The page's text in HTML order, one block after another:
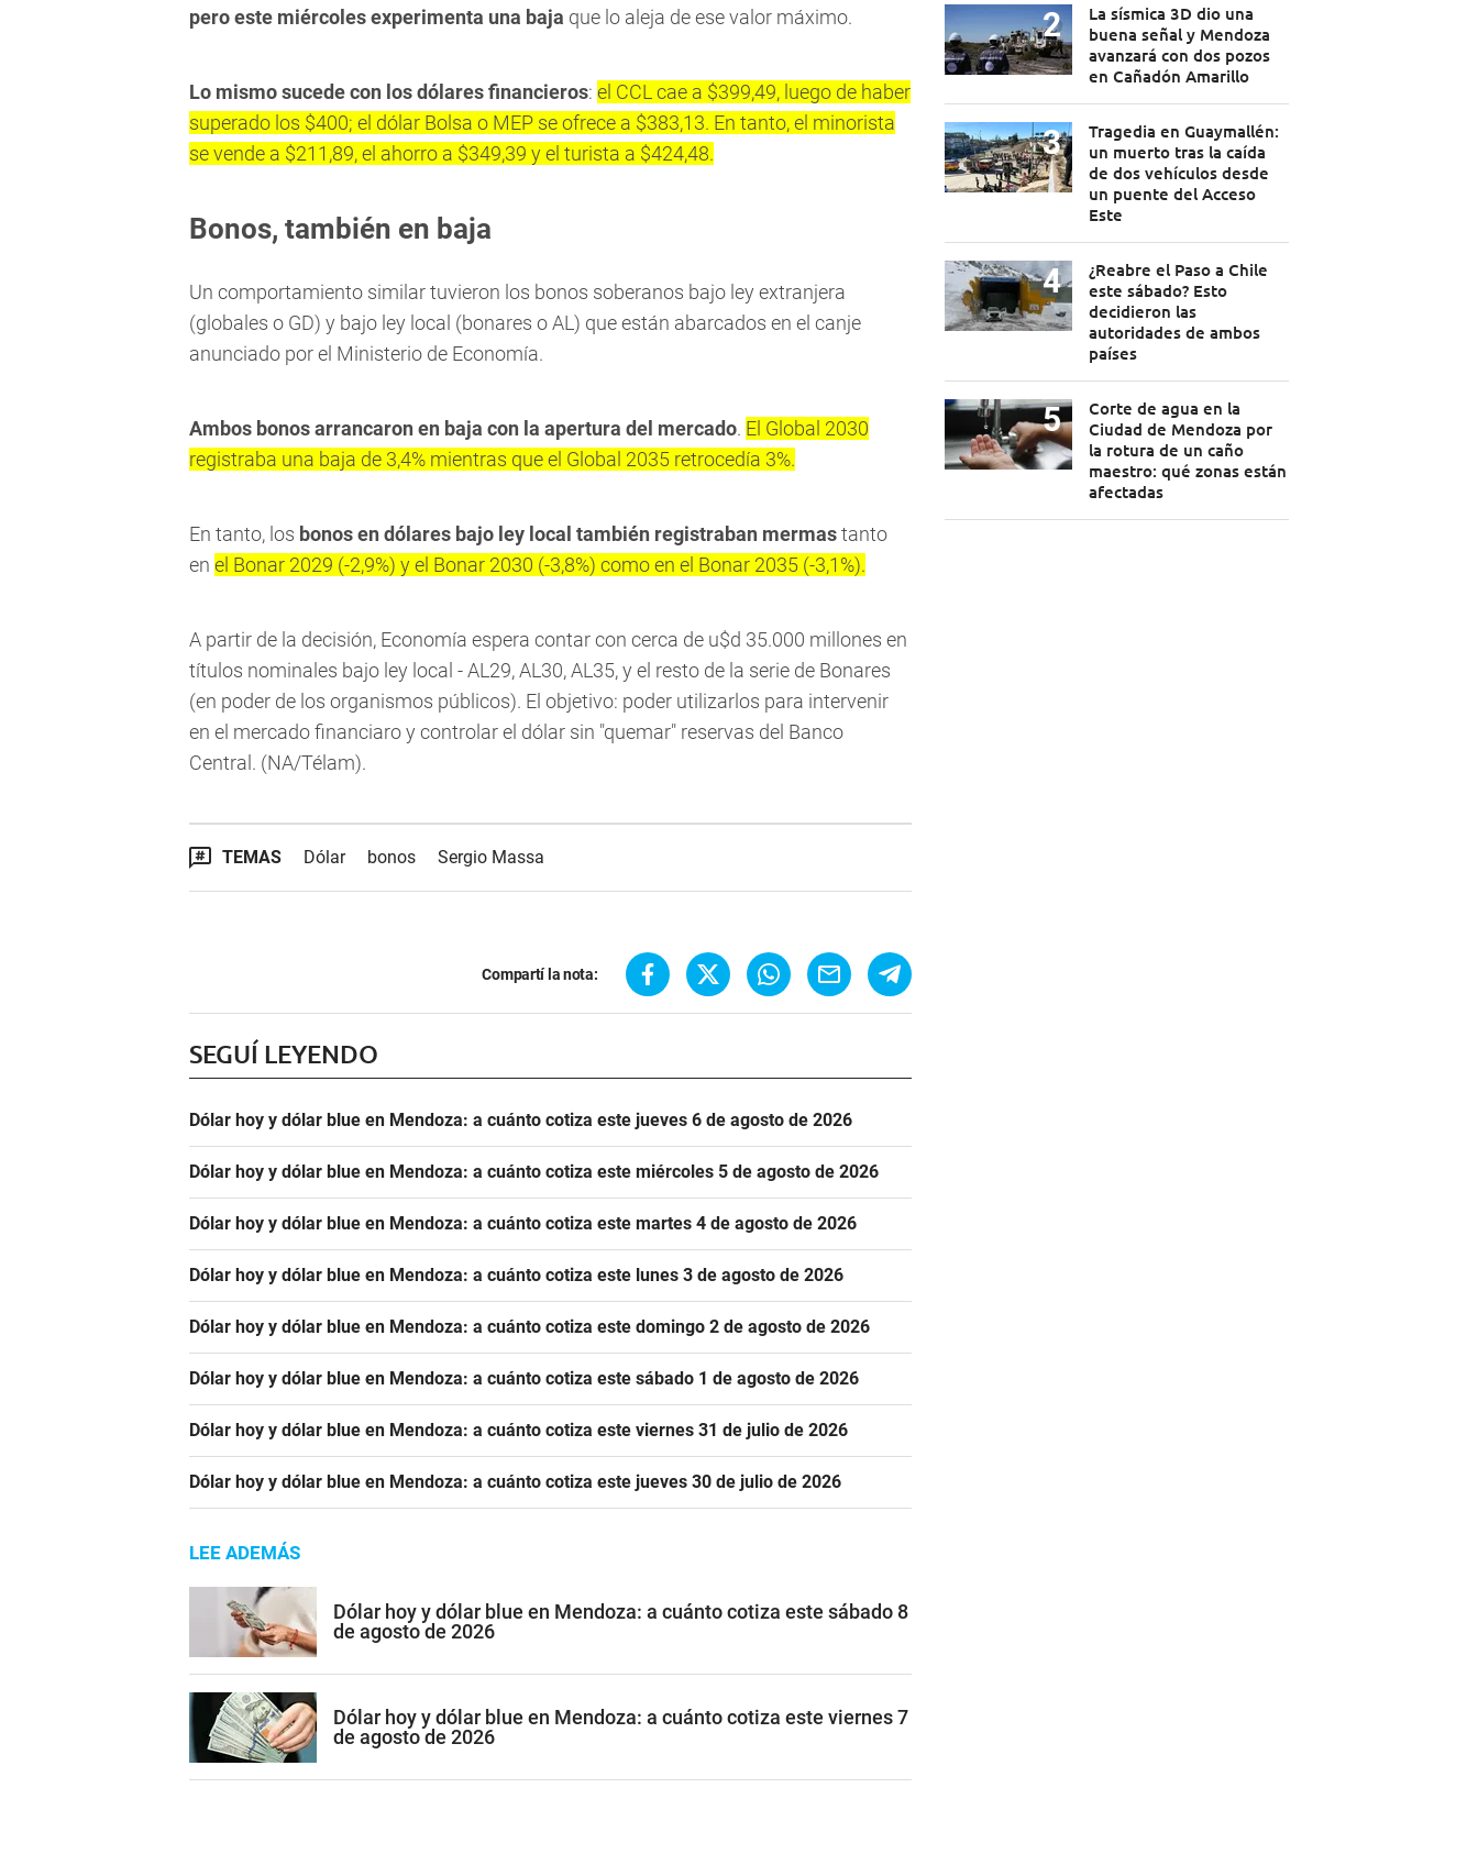
pero este miércoles experimenta una baja que lo aleja de ese valor máximo.
Lo mismo sucede con los dólares financieros: el CCL cae a $399,49, luego de haber
superado los $400; el dólar Bolsa o MEP se ofrece a $383,13. En tanto, el minorista
se vende a $211,89, el ahorro a $349,39 y el turista a $424,48.
Bonos, también en baja
Un comportamiento similar tuvieron los bonos soberanos bajo ley extranjera
(globales o GD) y bajo ley local (bonares o AL) que están abarcados en el canje
anunciado por el Ministerio de Economía.
Ambos bonos arrancaron en baja con la apertura del mercado. El Global 2030
registraba una baja de 3,4% mientras que el Global 2035 retrocedía 3%.
En tanto, los bonos en dólares bajo ley local también registraban mermastanto
en el Bonar 2029 (-2,9%) y el Bonar 2030 (-3,8%) como en el Bonar 2035 (-3,1%).
A partir de la decisión, Economía espera contar con cerca de u$d 35.000 millones en
títulos nominales bajo ley local - AL29, AL30, AL35, y el resto de la serie de Bonares
(en poder de los organismos públicos). El objetivo: poder utilizarlos para intervenir
en el mercado financiaro y controlar el dólar sin "quemar" reservas del Banco
Central. (NA/Télam).
TEMAS Dólar bonos Sergio Massa
Compartí la nota:
SEGUÍ LEYENDO
Dólar hoy y dólar blue en Mendoza: a cuánto cotiza este jueves 6 de agosto de 2026
Dólar hoy y dólar blue en Mendoza: a cuánto cotiza este miércoles 5 de agosto de 2026
Dólar hoy y dólar blue en Mendoza: a cuánto cotiza este martes 4 de agosto de 2026
Dólar hoy y dólar blue en Mendoza: a cuánto cotiza este lunes 3 de agosto de 2026
Dólar hoy y dólar blue en Mendoza: a cuánto cotiza este domingo 2 de agosto de 2026
Dólar hoy y dólar blue en Mendoza: a cuánto cotiza este sábado 1 de agosto de 2026
Dólar hoy y dólar blue en Mendoza: a cuánto cotiza este viernes 31 de julio de 2026
Dólar hoy y dólar blue en Mendoza: a cuánto cotiza este jueves 30 de julio de 2026
LEE ADEMÁS
Dólar hoy y dólar blue en Mendoza: a cuánto cotiza este sábado 8
de agosto de 2026
Dólar hoy y dólar blue en Mendoza: a cuánto cotiza este viernes 7
de agosto de 2026
La sísmica 3D dio una
buena señal y Mendoza
avanzará con dos pozos
en Cañadón Amarillo
Tragedia en Guaymallén:
un muerto tras la caída
de dos vehículos desde
un puente del Acceso
Este
¿Reabre el Paso a Chile
este sábado? Esto
decidieron las
autoridades de ambos
países
Corte de agua en la
Ciudad de Mendoza por
la rotura de un caño
maestro: qué zonas están
afectadas